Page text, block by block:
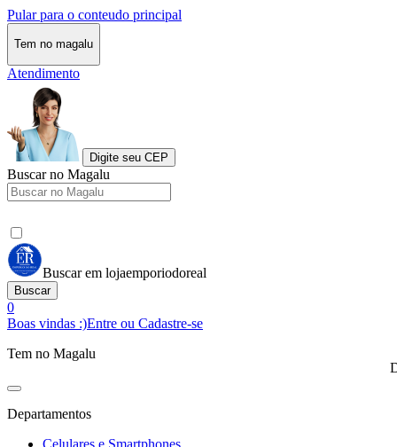
Pular para o conteudo principal
Tem no magalu
Atendimento
Digite seu CEP
Buscar no Magalu
Buscar em lojaemporiodoreal
Buscar
0
Boas vindas :)Entre ou Cadastre-se
Tem no Magalu
Departamentos
Celulares e Smartphones